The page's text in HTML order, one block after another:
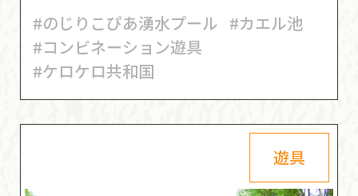
#のじりこぴあ湧水プール #カエル池
#コンビネーション遊具
#ケロケロ共和国
遊具